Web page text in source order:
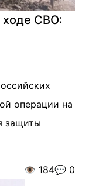
ходе СВО:
операции на
защиты
👁️ 184💬 0